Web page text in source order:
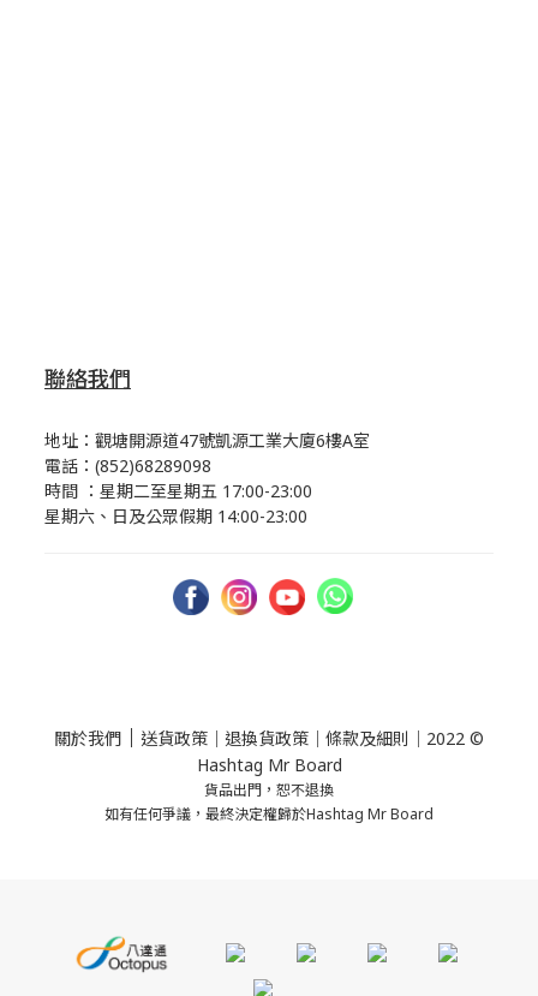
聯絡我們
地址：觀塘開源道47號凱源工業大廈6樓A室
電話：(852)68289098
時間 ：星期二至星期五 17:00-23:00
星期六、日及公眾假期 14:00-23:00
關於我們 送貨政策 ｜ 退換貨政策 ｜ 條款及細則 ｜2022 ©
Hashtag Mr Board
貨品出門，恕不退換
如有任何爭議，最終決定權歸於Hashtag Mr Board